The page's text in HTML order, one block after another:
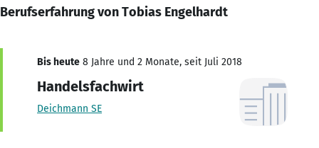
Berufserfahrung von Tobias Engelhardt
Bis heute 8 Jahre und 2 Monate, seit Juli 2018
Handelsfachwirt
Deichmann SE